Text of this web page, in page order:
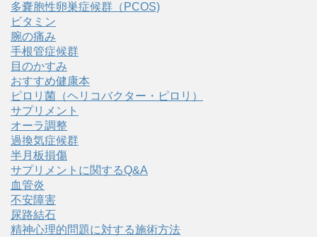
多嚢胞性卵巣症候群（PCOS)
ビタミン
腕の痛み
手根管症候群
目のかすみ
おすすめ健康本
ピロリ菌（ヘリコバクター・ピロリ）
サプリメント
オーラ調整
過換気症候群
半月板損傷
サプリメントに関するQ&A
血管炎
不安障害
尿路結石
精神心理的問題に対する施術方法